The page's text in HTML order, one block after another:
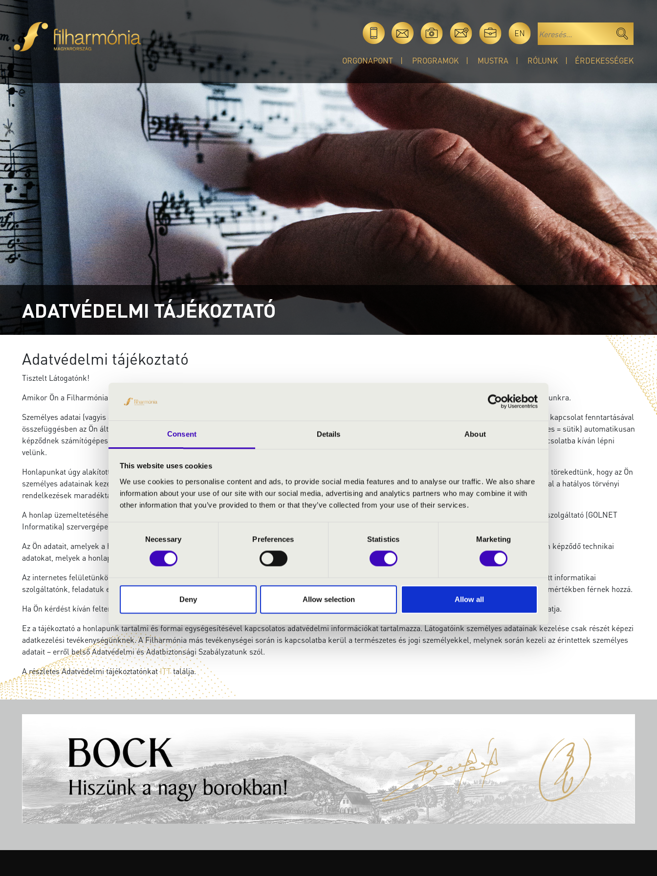
Consent Details About
This website uses cookies
We use cookies to personalise content and ads, to provide social media features and to analyse our traffic. We also share
information about your use of our site with our social media, advertising and analytics partners who may combine it with
other information that you’ve provided to them or that they’ve collected from your use of their services.
Necessary Preferences Statistics Marketing
Deny Allow selection Allow all
EN
ORGONAPONT PROGRAMOK MUSTRA RÓLUNK ÉRDEKESSÉGEK
ADATVÉDELMI TÁJÉKOZTATÓ
Adatvédelmi tájékoztató
Tisztelt Látogatónk!
Amikor Ön a Filharmónia Magyarország Nonprofit Kft. (továbbiakban Filharmónia) internetes honlapját látogatja, eközben személyes adatait is átadja számunkra.
Személyes adatai (vagyis azok az adatok, amelyek az Ön személyével kapcsolatba hozhatók) két módon kerülhetnek a kezelésünkbe: egyfelől az internetes kapcsolat fenntartásával
összefüggésben az Ön által használt számítógéppel, böngészőprogrammal, internetes címmel, a látogatott oldalakkal kapcsolatos technikai adatok (cookies = sütik) automatikusan
képződnek számítógépes rendszerünkben, másfelől Ön is megadhatja nevét, elérhetőségét vagy más adatait, ha a honlap használata során személyes kapcsolatba kíván lépni
velünk.
Honlapunkat úgy alakítottuk ki, hogy az megfeleljen a hatályos jogszabályok honlapokra vonatkozó tartalmi és formai követelményeinek. Ennek során arra törekedtünk, hogy az Ön
személyes adatainak kezelése csak a honlap szolgáltatásainak igénybevételéhez szükséges mértékben, illetve az Ön rendelkezésének megfelelően, egyúttal a hatályos törvényi
rendelkezések maradéktalan betartásával történjen.
A honlap üzemeltetéséhez a Filharmónia tevékenységével összefüggő adatok védelme érdekében az informatikai rendszerünktől teljesen független külső szolgáltató (GOLNET
Informatika) szervergépeit vesszük igénybe.
Az Ön adatait, amelyek a honlapunk látogatásával összefüggésben kerülnek kezelésünkbe, a Filharmónia nem adja tovább, kivéve azokat az automatikusan képződő technikai
adatokat, melyek a honlap látogatottsági statisztikájával kapcsolatosan az internetes szervert fizikailag üzemeltetőnél keletkeznek.
Az internetes felületünkön – a honlap látogatásával összefüggésben – kezelt adataihoz kizárólag saját munkatársaink, valamint a megbízott, fent hivatkozott informatikai
szolgáltatónk, feladatuk ellátásához, illetve az Ön által igénybe vett szolgáltatás teljesítéséhez, kérdésének, észrevételének megválaszolásához szükséges mértékben férnek hozzá.
Ha Ön kérdést kíván feltenni vagy megosztja velünk véleményét, kapcsolatfelvételi oldalunk űrlapját, illetve a
címet használhatja.
Ez a tájékoztató a honlapunk tartalmi és formai egységesítésével kapcsolatos adatvédelmi információkat tartalmazza. Látogatóink személyes adatainak kezelése csak részét képezi
adatkezelési tevékenységünknek. A Filharmónia más tevékenységei során is kapcsolatba kerül a természetes és jogi személyekkel, melynek során kezeli az érintettek személyes
adatait – erről belső Adatvédelmi és Adatbiztonsági Szabályzatunk szól.
A részletes Adatvédelmi tájékoztatónkatITTtalálja.